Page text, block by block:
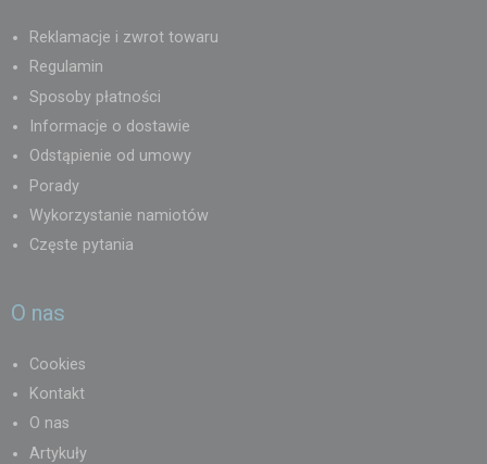
Reklamacje i zwrot towaru
Regulamin
Sposoby płatności
Informacje o dostawie
Odstąpienie od umowy
Porady
Wykorzystanie namiotów
Częste pytania
O nas
Cookies
Kontakt
O nas
Artykuły